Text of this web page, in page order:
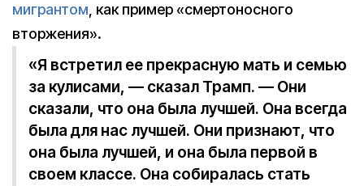
мигрантом, как пример «смертоносного
вторжения».
«Я встретил ее прекрасную мать и семью
за кулисами, — сказал Трамп. — Они
сказали, что она была лучшей. Она всегда
была для нас лучшей. Они признают, что
она была лучшей, и она была первой в
своем классе. Она собиралась стать